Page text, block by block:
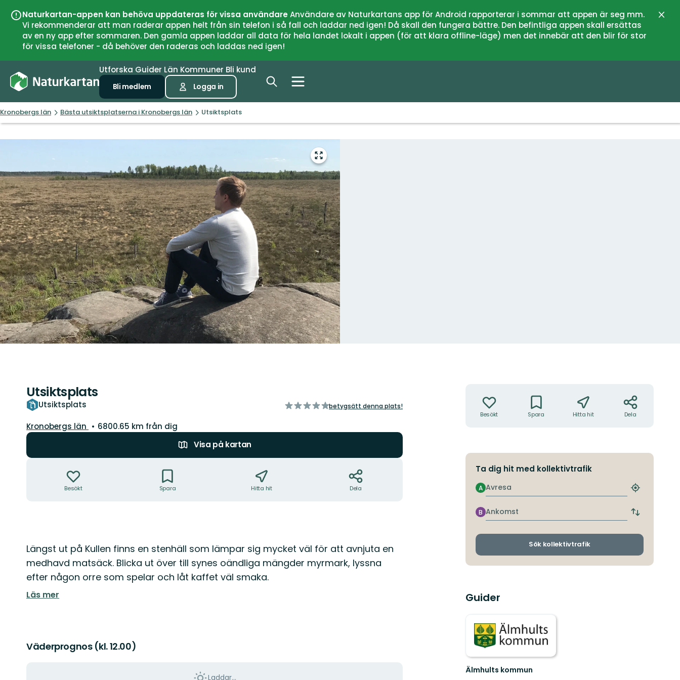
Naturkartan-appen kan behöva uppdateras för vissa användareAnvändare av Naturkartans app för Android rapporterar i sommar att appen är seg mm.
Vi rekommenderar att man raderar appen helt från sin telefon i så fall och laddar ned igen! Då skall den fungera bättre. Den befintliga appen skall ersättas
av en ny app efter sommaren. Den gamla appen laddar all data för hela landet lokalt i appen (för att klara offline-läge) men det innebär att den blir för stor
för vissa telefoner - då behöver den raderas och laddas ned igen!
Utforska Guider Län Kommuner Bli kund
Bli medlem Logga in
Kronobergs län Bästa utsiktsplatserna i Kronobergs län Utsiktsplats
Gå
till
helskärmsläge
Utsiktsplats
Utsiktsplats
av
betygsätt denna plats!
Län:
Kronobergs län
6800.65 km från dig
Visa på kartan
Besökt Spara Hitta hit Dela
Beskrivning
Längst ut på Kullen finns en stenhäll som lämpar sig mycket väl för att avnjuta en
medhavd matsäck. Blicka ut över till synes oändliga mängder myrmark, lyssna
efter någon orre som spelar och låt kaffet väl smaka.
Läs mer
Väderprognos (kl. 12.00)
Laddar...
Besökt Spara Hitta hit Dela
Ta dig hit med kollektivtrafik
Avresa
A
Hitta
hållplats
Ankomst
B
Byt
och
Sök kollektivtrafik
Guider
Älmhults kommun